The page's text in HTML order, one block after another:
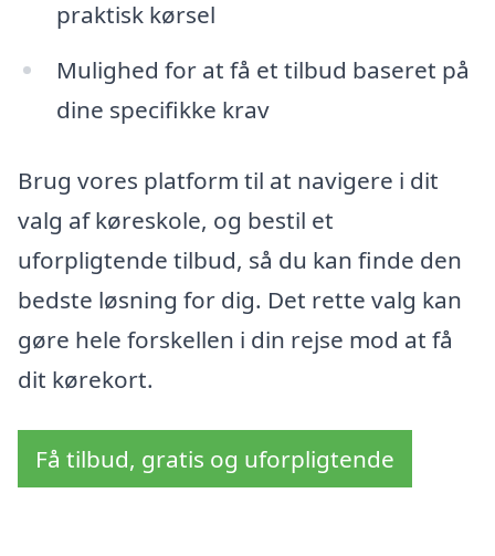
praktisk kørsel
Mulighed for at få et tilbud baseret på
dine specifikke krav
Brug vores platform til at navigere i dit
valg af køreskole, og bestil et
uforpligtende tilbud, så du kan finde den
bedste løsning for dig. Det rette valg kan
gøre hele forskellen i din rejse mod at få
dit kørekort.
Få tilbud, gratis og uforpligtende